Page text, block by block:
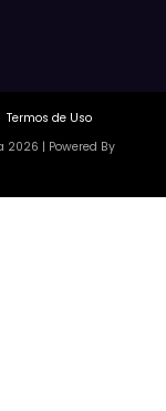
Termos de Uso
2026 | Powered By